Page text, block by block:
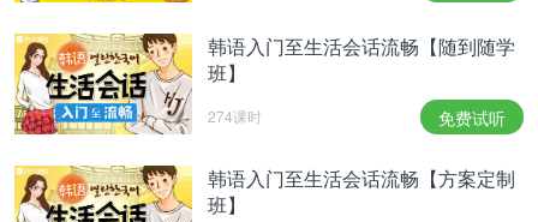
流使用。
相关热点：新延世韩国语 韩语入门教材 学韩语
韩语入门至生活会话流畅【随到随学
班】
274课时 免费试听
韩语入门至生活会话流畅【方案定制
班】